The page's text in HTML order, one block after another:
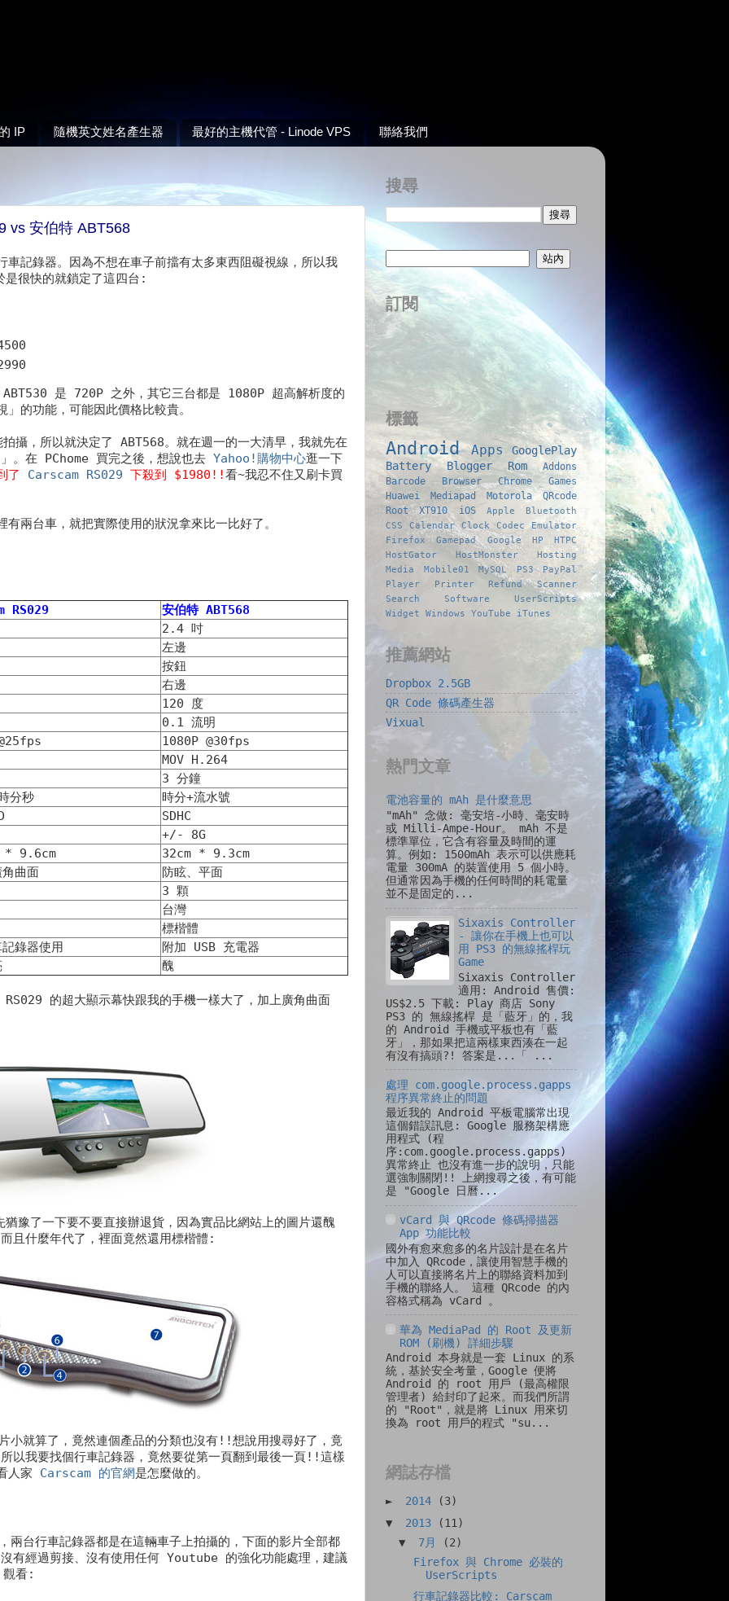
IP 隨機英文姓名產生器 最好的主機代管 - Linode VPS 聯絡我們
vs 安伯特 ABT568
車記錄器。因為不想在車子前擋有太多東西阻礙視線，所以我
很快的就鎖定了這四台:
是 720P 之外，其它三台都是 1080P 超高解析度的
的功能，可能因此價格比較貴。
攝，所以就決定了 ABT568。就在週一的一大清早，我就先在
」。在 PChome 買完之後，想說也去 Yahoo!購物中心逛一下
了 Carscam RS029 下殺到 $1980!!看~我忍不住又刷卡買
兩台車，就把實際使用的狀況拿來比一比好了。
RS029
安伯特 ABT568
2.4 吋
左邊
按鈕
右邊
120 度
0.1 流明
1080P @30fps
MOV H.264
3 分鐘
分秒
時分+流水號
SDHC
+/- 8G
* 9.6cm
32cm * 9.3cm
曲面
防眩、平面
3 顆
台灣
標楷體
錄器使用
附加 USB 充電器
醜
的超大顯示幕快跟我的手機一樣大了，加上廣角曲面
豫了一下要不要直接辦退貨，因為實品比網站上的圖片還醜
什麼年代了，裡面竟然還用標楷體:
小就算了，竟然連個產品的分類也沒有!!想說用搜尋好了，竟
以我要找個行車記錄器，竟然要從第一頁翻到最後一頁!!這樣
人家 Carscam 的官網是怎麼做的。
台行車記錄器都是在這輛車子上拍攝的，下面的影片全部都
有經過剪接、沒有使用任何 Youtube 的強化功能處理，建議
看:
搜尋
訂閱
標籤
Android Apps
GooglePlay
Battery
Blogger Rom
Addons
Barcode
Browser Chrome
Games
Huawei
Mediapad Motorola
QRcode
Root
XT910 iOS Apple
Bluetooth
CSS
Calendar Clock Codec
Emulator
Firefox
Gamepad Google HP
HTPC
HostGator
HostMonster
Hosting
Media
Mobile01 MySQL PS3
PayPal
Player
Printer Refund
Scanner
Search
Software
UserScripts
Widget
Windows YouTube iTunes
推薦網站
Dropbox 2.5GB
QR Code 條碼產生器
Vixual
熱門文章
電池容量的 mAh 是什麼意思
"mAh" 念做: 毫安培-小時、毫安時
或 Milli-Ampe-Hour。 mAh 不是
標準單位，它含有容量及時間的運
算。例如: 1500mAh 表示可以供應耗
電量 300mA 的裝置使用 5 個小時。
但通常因為手機的任何時間的耗電量
並不是固定的...
Sixaxis Controller
- 讓你在手機上也可以
用 PS3 的無線搖桿玩
Game
Sixaxis Controller
適用: Android 售價:
US$2.5 下載: Play 商店 Sony
PS3 的 無線搖桿 是「藍牙」的，我
的 Android 手機或平板也有「藍
牙」，那如果把這兩樣東西湊在一起
有沒有搞頭?! 答案是...「 ...
處理 com.google.process.gapps
程序異常終止的問題
最近我的 Android 平板電腦常出現
這個錯誤訊息: Google 服務架構應
用程式 (程
序:com.google.process.gapps)
異常終止 也沒有進一步的說明，只能
選強制關閉!! 上網搜尋之後，有可能
是 "Google 日曆...
vCard 與 QRcode 條碼掃描器
App 功能比較
國外有愈來愈多的名片設計是在名片
中加入 QRcode，讓使用智慧手機的
人可以直接將名片上的聯絡資料加到
手機的聯絡人。 這種 QRcode 的內
容格式稱為 vCard 。
華為 MediaPad 的 Root 及更新
ROM (刷機) 詳細步驟
Android 本身就是一套 Linux 的系
統，基於安全考量，Google 便將
Android 的 root 用戶 (最高權限
管理者) 給封印了起來。而我們所謂
的 "Root"，就是將 Linux 用來切
換為 root 用戶的程式 "su...
網誌存檔
► 2014
(3)
▼ 2013
(11)
▼ 7月
(2)
Firefox 與 Chrome 必裝的
UserScripts
行車記錄器比較: Carscam